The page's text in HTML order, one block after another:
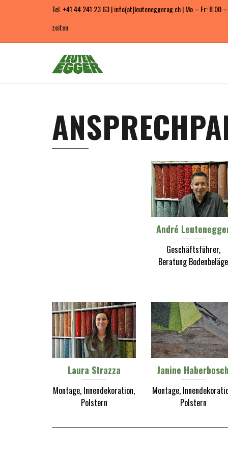
Tel. +41 44 241 23 63 | info(at)leuteneggerag.ch | Mo – Fr: 8.00
zeiten
André
Geschäftsführer,
Beratung Bodenbeläge
Laura Strazza
Montage, Innendekoration,
Polstern
Janine
Montage,
Polstern